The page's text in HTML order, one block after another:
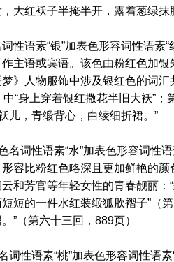
大红袄子半掩半开，露着葱绿抹
语素“银”加表色形容词性语素“
主语或宾语。该色由粉红色加
》人物服饰中涉及银红色的词
“身上穿着银红撒花半旧大袄”
儿，青缎背心，白绫细折裙。”
词性语素“水”加表色形容词性语
容比粉红色略深且更加鲜艳的
和芳官等年轻女性的青春靓丽：
短的一件水红装缎狐肷褶子”（
”（第六十三回，889页）
性语素“桃”加表色形容词性语素